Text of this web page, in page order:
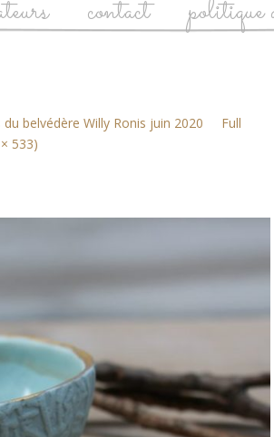
contact politique
belvédère Willy Ronis juin 2020
Full
533)